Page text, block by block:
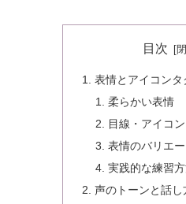
目次
表情とアイコンタ
柔らかい表情
目線・アイコ
表情のバリエ
実践的な練習
声のトーンと話し